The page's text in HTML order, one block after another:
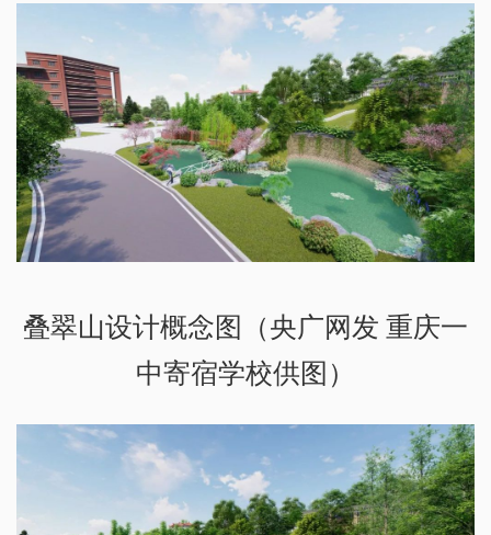
叠翠山设计概念图（央广网发 重庆一
中寄宿学校供图）